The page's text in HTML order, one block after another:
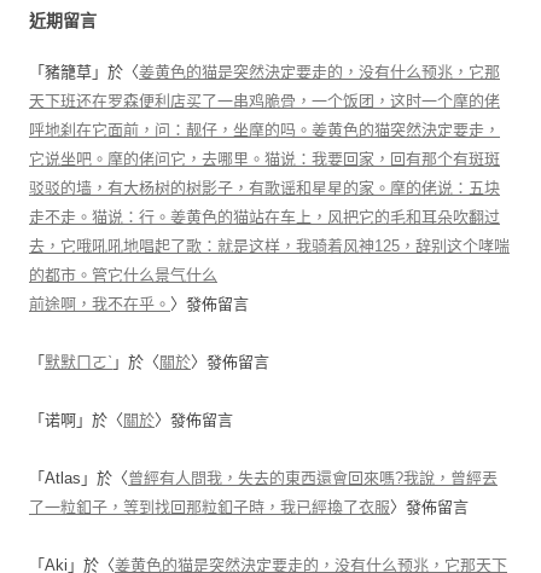
近期留言
「 豬籠草 」於〈姜黄色的猫是突然決定要走的，没有什么预兆，它那
天下班还在罗森便利店买了一串鸡脆骨，一个饭团，这时一个摩的佬
呼地刹在它面前，问：靓仔，坐摩的吗。姜黄色的猫突然決定要走，
它说坐吧。摩的佬问它，去哪里。猫说：我要回家，回有那个有斑斑
驳驳的墙，有大杨树的树影子，有歌谣和星星的家。摩的佬说：五块
走不走。猫说：行。姜黄色的猫站在车上，风把它的毛和耳朵吹翻过
去，它哦吼吼地唱起了歌：就是这样，我骑着风神125，辞别这个哮喘
的都市。管它什么景气什么
前途啊，我不在乎。 〉發佈留言
「 默默ㄇㄛˋ 」於〈 關於〉發佈留言
「 诺啊 」於〈 關於〉發佈留言
「 Atlas 」於〈曾經有人問我，失去的東西還會回來嗎?我說，曾經丟
了一粒釦子，等到找回那粒釦子時，我已經換了衣服〉發佈留言
「 Aki 」於〈姜黄色的猫是突然決定要走的，没有什么预兆，它那天下